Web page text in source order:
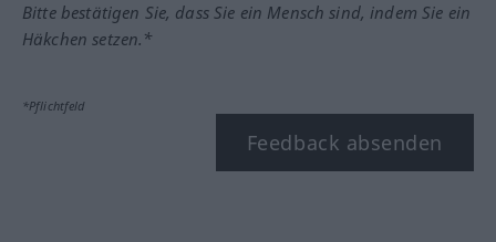
Bitte bestätigen Sie, dass Sie ein Mensch sind, indem Sie ein
Häkchen setzen.*
*Pflichtfeld
Feedback absenden